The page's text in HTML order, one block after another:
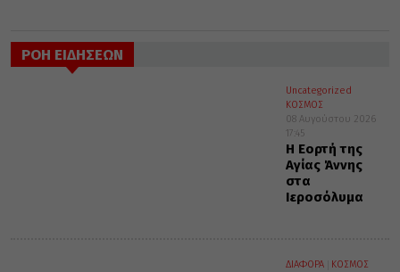
ΡΟΗ ΕΙΔΗΣΕΩΝ
Uncategorized
ΚΟΣΜΟΣ
08 Αυγούστου 2026
17:45
Η Εορτή της
Αγίας Άννης
στα
Ιεροσόλυμα
ΔΙΑΦΟΡΑ
ΚΟΣΜΟΣ